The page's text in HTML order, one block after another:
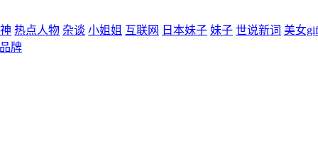
热点人物 杂谈 小姐姐 互联网 日本妹子 妹子 世说新词 美女gif
牌